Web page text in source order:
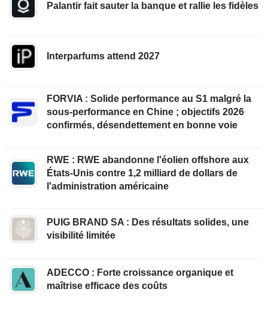
Palantir fait sauter la banque et rallie les fidèles
Interparfums attend 2027
FORVIA : Solide performance au S1 malgré la
sous-performance en Chine ; objectifs 2026
confirmés, désendettement en bonne voie
RWE : RWE abandonne l'éolien offshore aux
États-Unis contre 1,2 milliard de dollars de
l'administration américaine
PUIG BRAND SA : Des résultats solides, une
visibilité limitée
ADECCO : Forte croissance organique et
maîtrise efficace des coûts